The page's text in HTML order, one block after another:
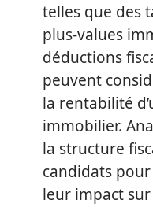
telles que des
plus-values
déductions
peuvent
la rentabilité
immobilier.
la structure
candidats
leur impact